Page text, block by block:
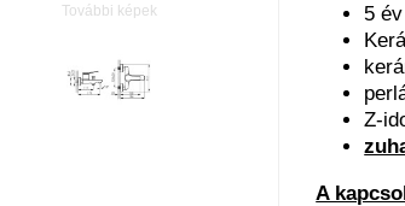
További képek
5
Z-
A